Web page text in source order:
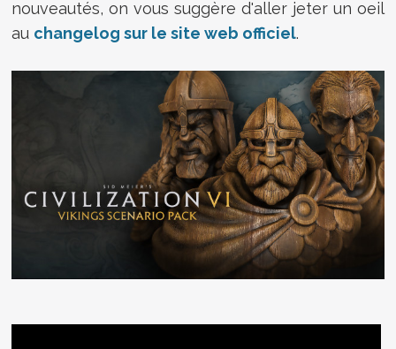
nouveautés, on vous suggère d'aller jeter un oeil
au changelog sur le site web officiel.